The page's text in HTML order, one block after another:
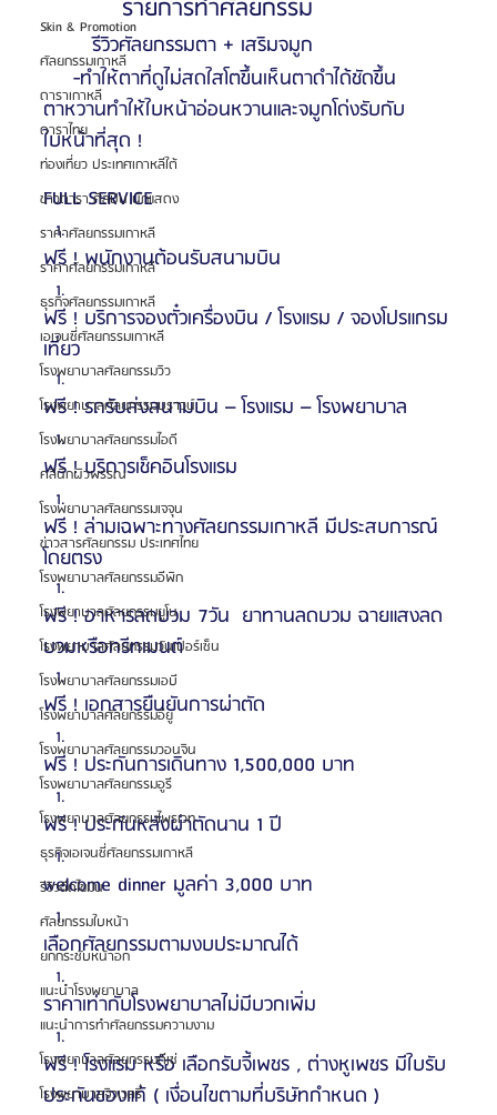
Skin & Promotion
ศัลยกรรมเกาหลี
ดาราเกาหลี
ดาราไทย
ท่องเที่ยว ประเทศเกาหลีใต้
ข่าวดารา ศิลปิน นักแสดง
ราคาศัลยกรรมเกาหลี
ราคาศัลยกรรมเกาหลี
ธุรกิจศัลยกรรมเกาหลี
เอเจนซี่ศัลยกรรมเกาหลี
โรงพยาบาลศัลยกรรมวิว
โรงพยาบาลศัลยกรรมบราวน์
โรงพยาบาลศัลยกรรมไอดี
คลินิกผิวพรรณ
โรงพยาบาลศัลยกรรมเจจุน
ข่าวสารศัลยกรรม ประเทศไทย
โรงพยาบาลศัลยกรรมอีพิก
โรงพยาบาลศัลยกรรมยูโน
โรงพยาบาลศัลยกรรมวันเปอร์เซ็น
โรงพยาบาลศัลยกรรมเอบี
โรงพยาบาลศัลยกรรมอียู
โรงพยาบาลศัลยกรรมวอนจิน
โรงพยาบาลศัลยกรรมอูรี
โรงพยาบาลศัลยกรรมไพรเวท
ธุรกิจเอเจนซี่ศัลยกรรมเกาหลี
รีวิวฉีดไขมัน
ศัลยกรรมใบหน้า
ยกกระชับหน้าอก
แนะนำโรงพยาบาล
แนะนำการทำศัลยกรรมความงาม
โรงพยาบาลศัลยกรรมดีเซ่
โรงพยาบาลจิวเวลรี่
รายการทำศัลยกรรม
รีวิวศัลยกรรมตา + เสริมจมูก
-ทำให้ตาที่ดูไม่สดใสโตขึ้นเห็นตาดำได้ชัดขึ้น
ตาหวานทำให้ใบหน้าอ่อนหวานและจมูกโด่งรับกับ
ใบหน้าที่สุด !
FULL SERVICE
ฟรี ! พนักงานต้อนรับสนามบิน
ฟรี ! บริการจองตั๋วเครื่องบิน / โรงแรม / จองโปรแกรม
เที่ยว
ฟรี ! รถรับส่งสนามบิน – โรงแรม – โรงพยาบาล
ฟรี ! บริการเช็คอินโรงแรม
ฟรี ! ล่ามเฉพาะทางศัลยกรรมเกาหลี มีประสบการณ์
โดยตรง
ฟรี ! อาหารลดบวม 7วัน  ยาทานลดบวม ฉายแสงลด
บวมหรือทรีทเมนต์
ฟรี ! เอกสารยืนยันการผ่าตัด
ฟรี ! ประกันการเดินทาง 1,500,000 บาท
ฟรี ! ประกันหลังผ่าตัดนาน 1 ปี
welcome dinner มูลค่า 3,000 บาท
เลือกศัลยกรรมตามงบประมาณได้
ราคาเท่ากับโรงพยาบาลไม่มีบวกเพิ่ม
ฟรี ! โรงแรม หรือ เลือกรับจี้เพชร , ต่างหูเพชร มีใบรับ
ประกันของแท้ ( เงื่อนไขตามที่บริษัทกำหนด )